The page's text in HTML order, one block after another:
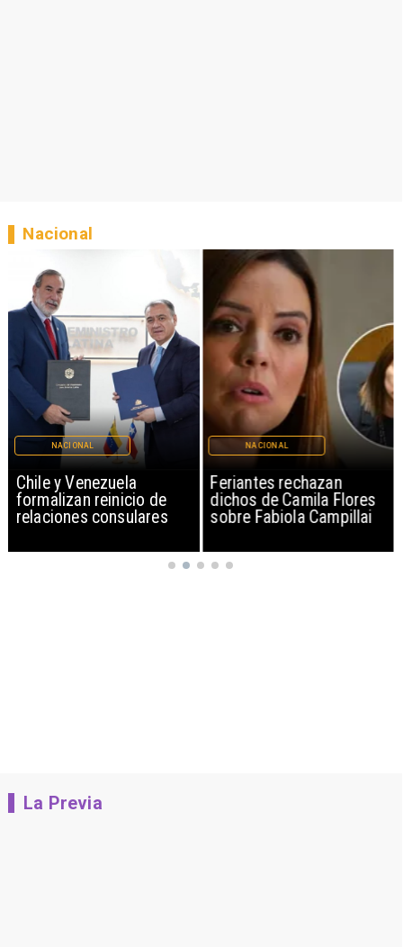
Chile y Venezuela
formalizan reinicio de
relaciones consulares
NACIONAL
Feriantes rechazan
dichos de Camila Flores
sobre Fabiola Campillai
NACIONAL
Nacional
La Previa